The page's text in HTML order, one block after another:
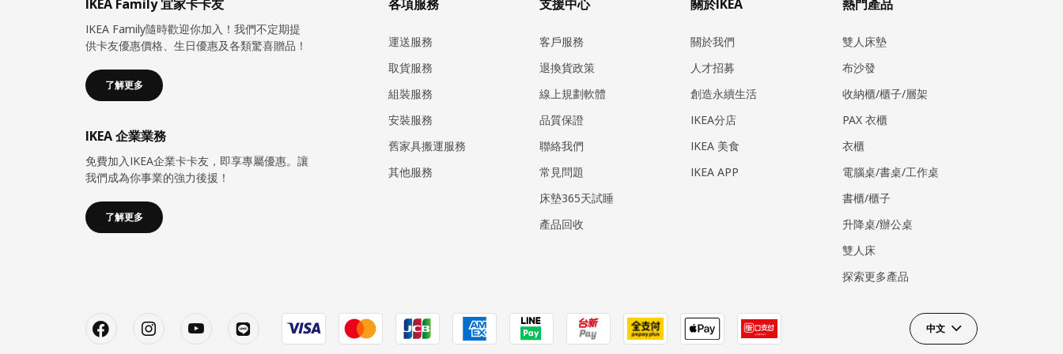
IKEA Family 宜家卡卡友
IKEA Family隨時歡迎你加入！我們不定期提
供卡友優惠價格、生日優惠及各類驚喜贈品！
了解更多
IKEA 企業業務
免費加入IKEA企業卡卡友，即享專屬優惠。讓
我們成為你事業的強力後援！
了解更多
各項服務
運送服務
取貨服務
組裝服務
安裝服務
​舊家具搬運服務
其他服務
支援中心
客戶服務
退換貨政策
線上規劃軟體
品質保證
聯絡我們
常見問題
床墊365天試睡
產品回收
關於IKEA
關於我們
人才招募
創造永續生活
IKEA分店
IKEA 美食
IKEA APP
熱門產品
雙人床墊
布沙發
收納櫃/櫃子/層架
PAX 衣櫃
衣櫃
電腦桌/書桌/工作桌
書櫃/櫃子
升降桌/辦公桌
雙人床
探索更多產品
中文